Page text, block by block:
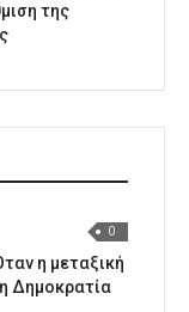
της
0
η μεταξική
Δημοκρατία